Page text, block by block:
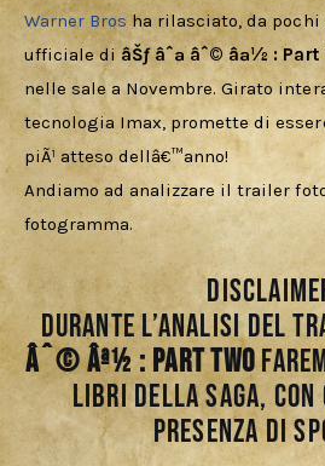
Download
Warner Bros ha rilasciato, da
ufficiale di âŠƒ âˆª âˆ© âª½ : Part
nelle sale a Novembre. Girato
tecnologia Imax, promette di
piÃ¹ atteso dellâ€™anno!
Andiamo ad analizzare il trailer
fotogramma.
Durante l’analisi del
âˆ© âª½ : Part Two
libri della saga, con
presenza di